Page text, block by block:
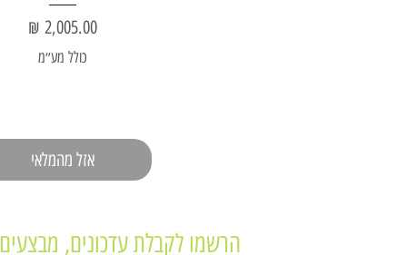
מחיר
כולל מע״מ
אזל מהמלאי
הרשמו לקבלת עדכונים,